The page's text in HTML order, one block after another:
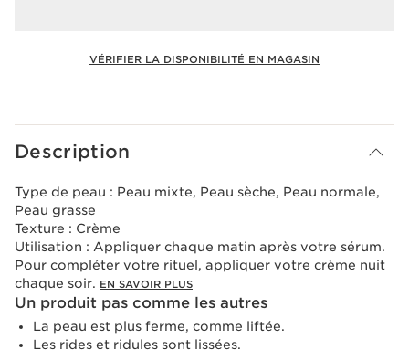
VÉRIFIER LA DISPONIBILITÉ EN MAGASIN
Description
Type de peau : Peau mixte, Peau sèche, Peau normale,
Peau grasse
Texture : Crème
Utilisation : Appliquer chaque matin après votre sérum.
Pour compléter votre rituel, appliquer votre crème nuit
chaque soir. EN SAVOIR PLUS
Un produit pas comme les autres
La peau est plus ferme, comme liftée.
Les rides et ridules sont lissées.